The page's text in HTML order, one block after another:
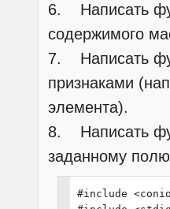
6. Написать
содержимого
7. Написать
признаками
элемента).
8. Написать
заданному
#include